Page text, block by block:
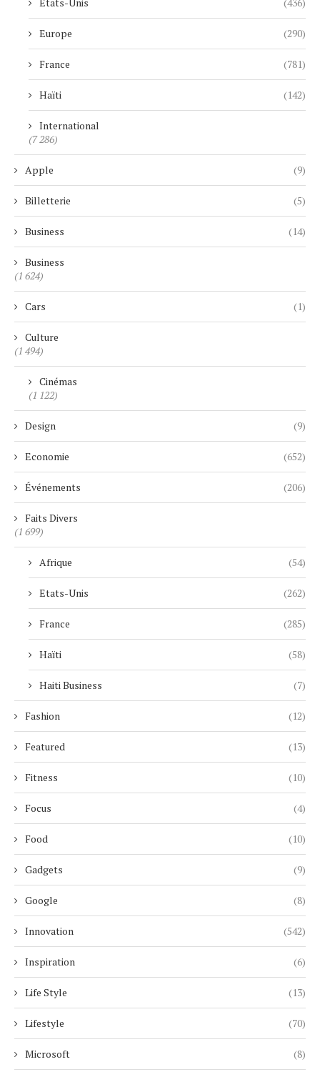
Etats-Unis (436)
Europe (290)
France (781)
Haïti (142)
International
(7 286)
Apple (9)
Billetterie (5)
Business (14)
Business
(1 624)
Cars (1)
Culture
(1 494)
Cinémas
(1 122)
Design (9)
Economie (652)
Événements (206)
Faits Divers
(1 699)
Afrique (54)
Etats-Unis (262)
France (285)
Haïti (58)
Haiti Business (7)
Fashion (12)
Featured (13)
Fitness (10)
Focus (4)
Food (10)
Gadgets (9)
Google (8)
Innovation (542)
Inspiration (6)
Life Style (13)
Lifestyle (70)
Microsoft (8)